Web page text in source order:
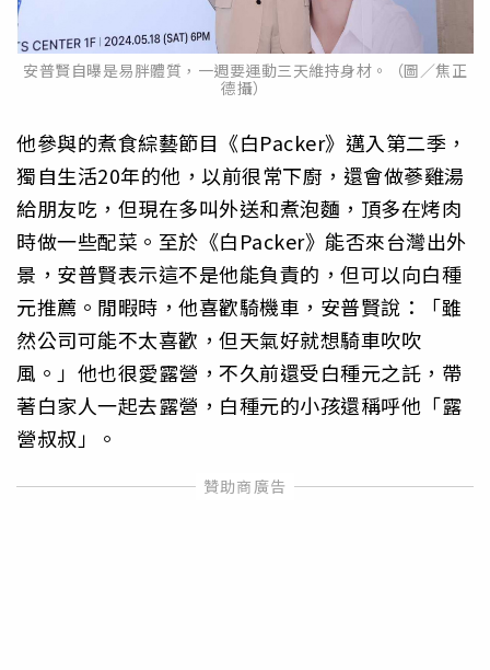
安普賢自曝是易胖體質，一週要運動三天維持身材。（圖／焦正
德攝）
他參與的煮食綜藝節目《白Packer》邁入第二季，
獨自生活20年的他，以前很常下廚，還會做蔘雞湯
給朋友吃，但現在多叫外送和煮泡麵，頂多在烤肉
時做一些配菜。至於《白Packer》能否來台灣出外
景，安普賢表示這不是他能負責的，但可以向白種
元推薦。閒暇時，他喜歡騎機車，安普賢說：「雖
然公司可能不太喜歡，但天氣好就想騎車吹吹
風。」他也很愛露營，不久前還受白種元之託，帶
著白家人一起去露營，白種元的小孩還稱呼他「露
營叔叔」。